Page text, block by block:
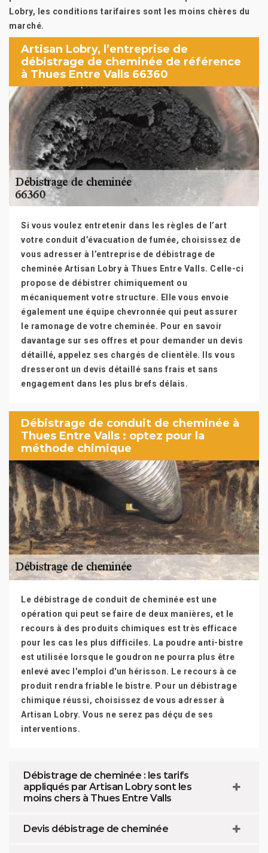
Lobry, les conditions tarifaires sont les moins chères du
marché.
Artisan Lobry, l’entreprise de
débistrage de cheminée de référence
à Thues Entre Valls 66360
Si vous voulez entretenir dans les règles de l’art
votre conduit d’évacuation de fumée, choisissez de
vous adresser à l’entreprise de débistrage de
cheminée Artisan Lobry à Thues Entre Valls. Celle-ci
propose de débistrer chimiquement ou
mécaniquement votre structure. Elle vous envoie
également une équipe chevronnée qui peut assurer
le ramonage de votre cheminée. Pour en savoir
davantage sur ses offres et pour demander un devis
détaillé, appelez ses chargés de clientèle. Ils vous
dresseront un devis détaillé sans frais et sans
engagement dans les plus brefs délais.
Débistrage de conduit de cheminée à
Thues Entre Valls : optez pour la
méthode chimique
Le débistrage de conduit de cheminée est une
opération qui peut se faire de deux manières, et le
recours à des produits chimiques est très efficace
pour les cas les plus difficiles. La poudre anti-bistre
est utilisée lorsque le goudron ne pourra plus être
enlevé avec l'emploi d'un hérisson. Le recours à ce
produit rendra friable le bistre. Pour un débistrage
chimique réussi, choisissez de vous adresser à
Artisan Lobry. Vous ne serez pas déçu de ses
interventions.
Débistrage de cheminée : les tarifs
appliqués par Artisan Lobry sont les
moins chers à Thues Entre Valls
Devis débistrage de cheminée